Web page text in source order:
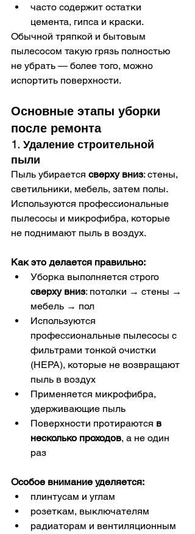
часто содержит остатки
цемента, гипса и краски.
Обычной тряпкой и бытовым
пылесосом такую грязь полностью
не убрать — более того, можно
испортить поверхности.
Основные этапы уборки
после ремонта
1. Удаление строительной
пыли
Пыль убирается сверху вниз: стены,
светильники, мебель, затем полы.
Используются профессиональные
пылесосы и микрофибра, которые
не поднимают пыль в воздух.
Как это делается правильно:
Уборка выполняется строго
сверху вниз: потолки → стены →
мебель → пол
Используются
профессиональные пылесосы с
фильтрами тонкой очистки
(HEPA), которые не возвращают
пыль в воздух
Применяется микрофибра,
удерживающие пыль
Поверхности протираются в
несколько проходов, а не один
раз
Особое внимание уделяется:
плинтусам и углам
розеткам, выключателям
радиаторам и вентиляционным